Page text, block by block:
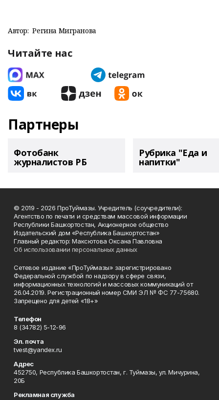
Автор: Регина Мигранова
Читайте нас
Партнеры
Фотобанк
журналистов РБ
Рубрика "Еда и
напитки"
© 2019 - 2026 ПроТуймазы. Учредитель (соучредители):
Агентство по печати и средствам массовой информации
Республики Башкортостан, Акционерное общество
Издательский дом «Республика Башкортостан»
Главный редактор: Максютова Оксана Павловна
Об использовании персональных данных
Сетевое издание «ПроТуймазы» зарегистрировано
Федеральной службой по надзору в сфере связи,
информационных технологий и массовых коммуникаций от
26.04.2019. Регистрационный номер СМИ ЭЛ № ФС 77-75680.
Запрещено для детей «18+»
Телефон
8 (34782) 5-12-96
Эл. почта
tvest@yandex.ru
Адрес
452750, Республика Башкортостан, г. Туймазы, ул. Мичурина,
20Б
Рекламная служба